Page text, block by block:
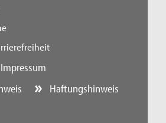
Impressum
Haftungshinweis